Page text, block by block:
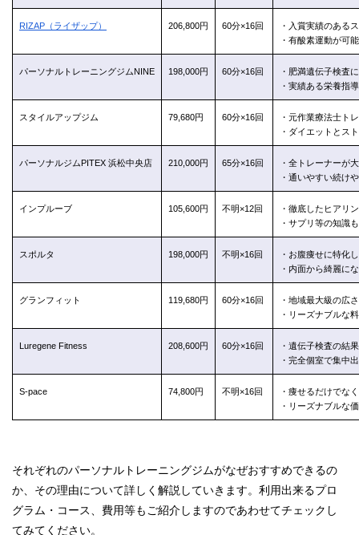
RIZAP（ライザップ） 206,800円 60分×16回
・入賞実績のある
・有酸素運動が可
パーソナルトレーニングジムNINE 198,000円 60分×16回
・肥満遺伝子検査
・実績ある栄養指
スタイルアップジム 79,680円 60分×16回
・元作業療法士ト
・ダイエットとス
パーソナルジムPITEX 浜松中央店 210,000円 65分×16回
・全トレーナーが
・通いやすい続け
インプルーブ 105,600円 不明×12回
・徹底したヒアリ
・サプリ等の知識
スポルタ 198,000円 不明×16回
・お腹痩せに特化
・内面から綺麗に
グランフィット 119,680円 60分×16回
・地域最大級の広
・リーズナブルな
Luregene Fitness 208,600円 60分×16回
・遺伝子検査の結
・完全個室で集中
S-pace 74,800円 不明×16回
・痩せるだけでな
・リーズナブルな
それぞれのパーソナルトレーニングジムがなぜおすすめできるの
か、その理由について詳しく解説していきます。利用出来るプロ
グラム・コース、費用等もご紹介しますのであわせてチェックし
てみてください。